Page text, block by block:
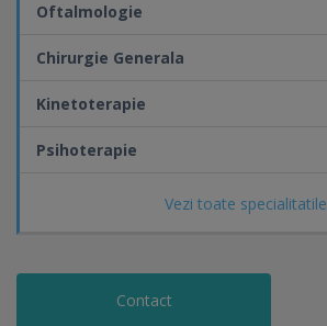
Vezi toate specialitatile
Oftalmologie
Chirurgie Generala
Kinetoterapie
Psihoterapie
Contact